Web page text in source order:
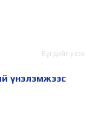
Монгол
хүрээнд
Бүгдийг үзэх
үнэлэмжээс